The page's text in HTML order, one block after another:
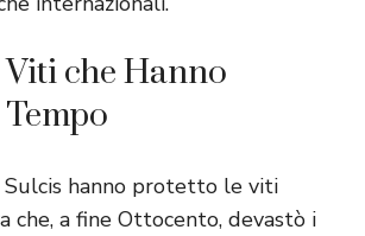
che Hanno
Sulcis hanno protetto le viti
che, a fine Ottocento, devastò i